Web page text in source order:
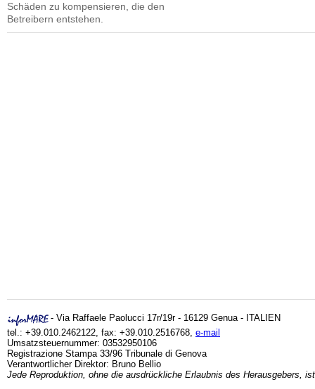
Schäden zu kompensieren, die den
Betreibern entstehen.
- Via Raffaele Paolucci 17r/19r - 16129 Genua - ITALIEN
tel.: +39.010.2462122, fax: +39.010.2516768, e-mail
Umsatzsteuernummer: 03532950106
Registrazione Stampa 33/96 Tribunale di Genova
Verantwortlicher Direktor: Bruno Bellio
Jede Reproduktion, ohne die ausdrückliche Erlaubnis des Herausgebers,